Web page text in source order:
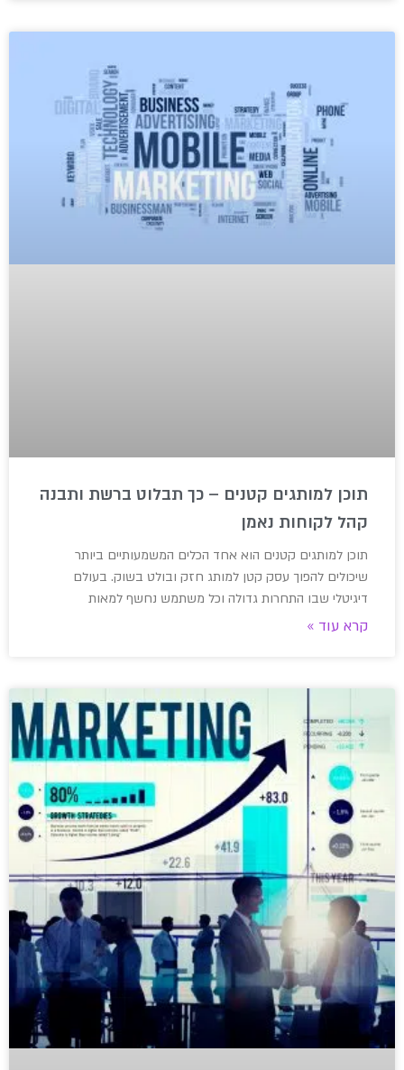
תוכן למותגים קטנים – כך תבלוט ברשת ותבנה
קהל לקוחות נאמן
תוכן למותגים קטנים הוא אחד הכלים המשמעותיים ביותר
שיכולים להפוך עסק קטן למותג חזק ובולט בשוק. בעולם
דיגיטלי שבו התחרות גדולה וכל משתמש נחשף למאות
קרא עוד »